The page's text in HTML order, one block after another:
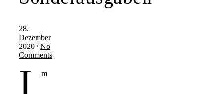
28.
Dezember
2020 / No
Comments
I m